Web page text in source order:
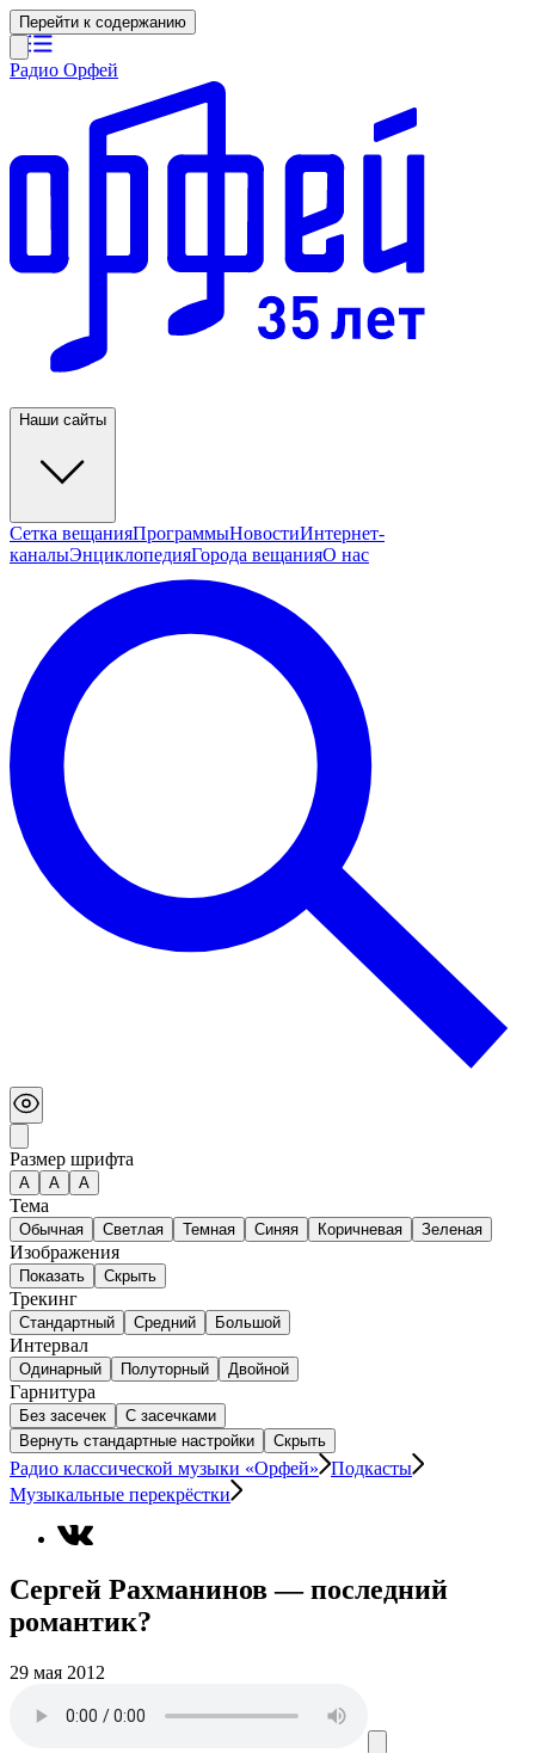
Перейти к содержанию
Радио Орфей
Наши сайты
Сетка вещанияПрограммыНовостиИнтернет-
каналыЭнциклопедияГорода вещанияО нас
Размер шрифта
А A A
Тема
Обычная Светлая Темная Синяя Коричневая Зеленая
Изображения
Показать Скрыть
Трекинг
Стандартный Средний Большой
Интервал
Одинарный Полуторный Двойной
Гарнитура
Без засечек
С засечками
Вернуть стандартные настройки
Скрыть
Радио классической музыки «Орфей»
Подкасты
Музыкальные перекрёстки
Сергей Рахманинов — последний
романтик?
29 мая 2012